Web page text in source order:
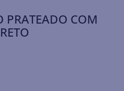
PRATEADO COM